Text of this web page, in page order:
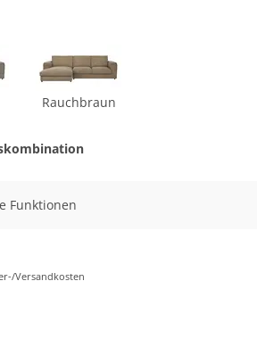
Rauchbraun
Funktionen
Versandkosten